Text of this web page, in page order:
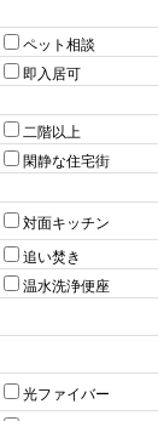
ペット相談
即入居可
二階以上
閑静な住宅街
対面キッチン
追い焚き
温水洗浄便座
光ファイバー